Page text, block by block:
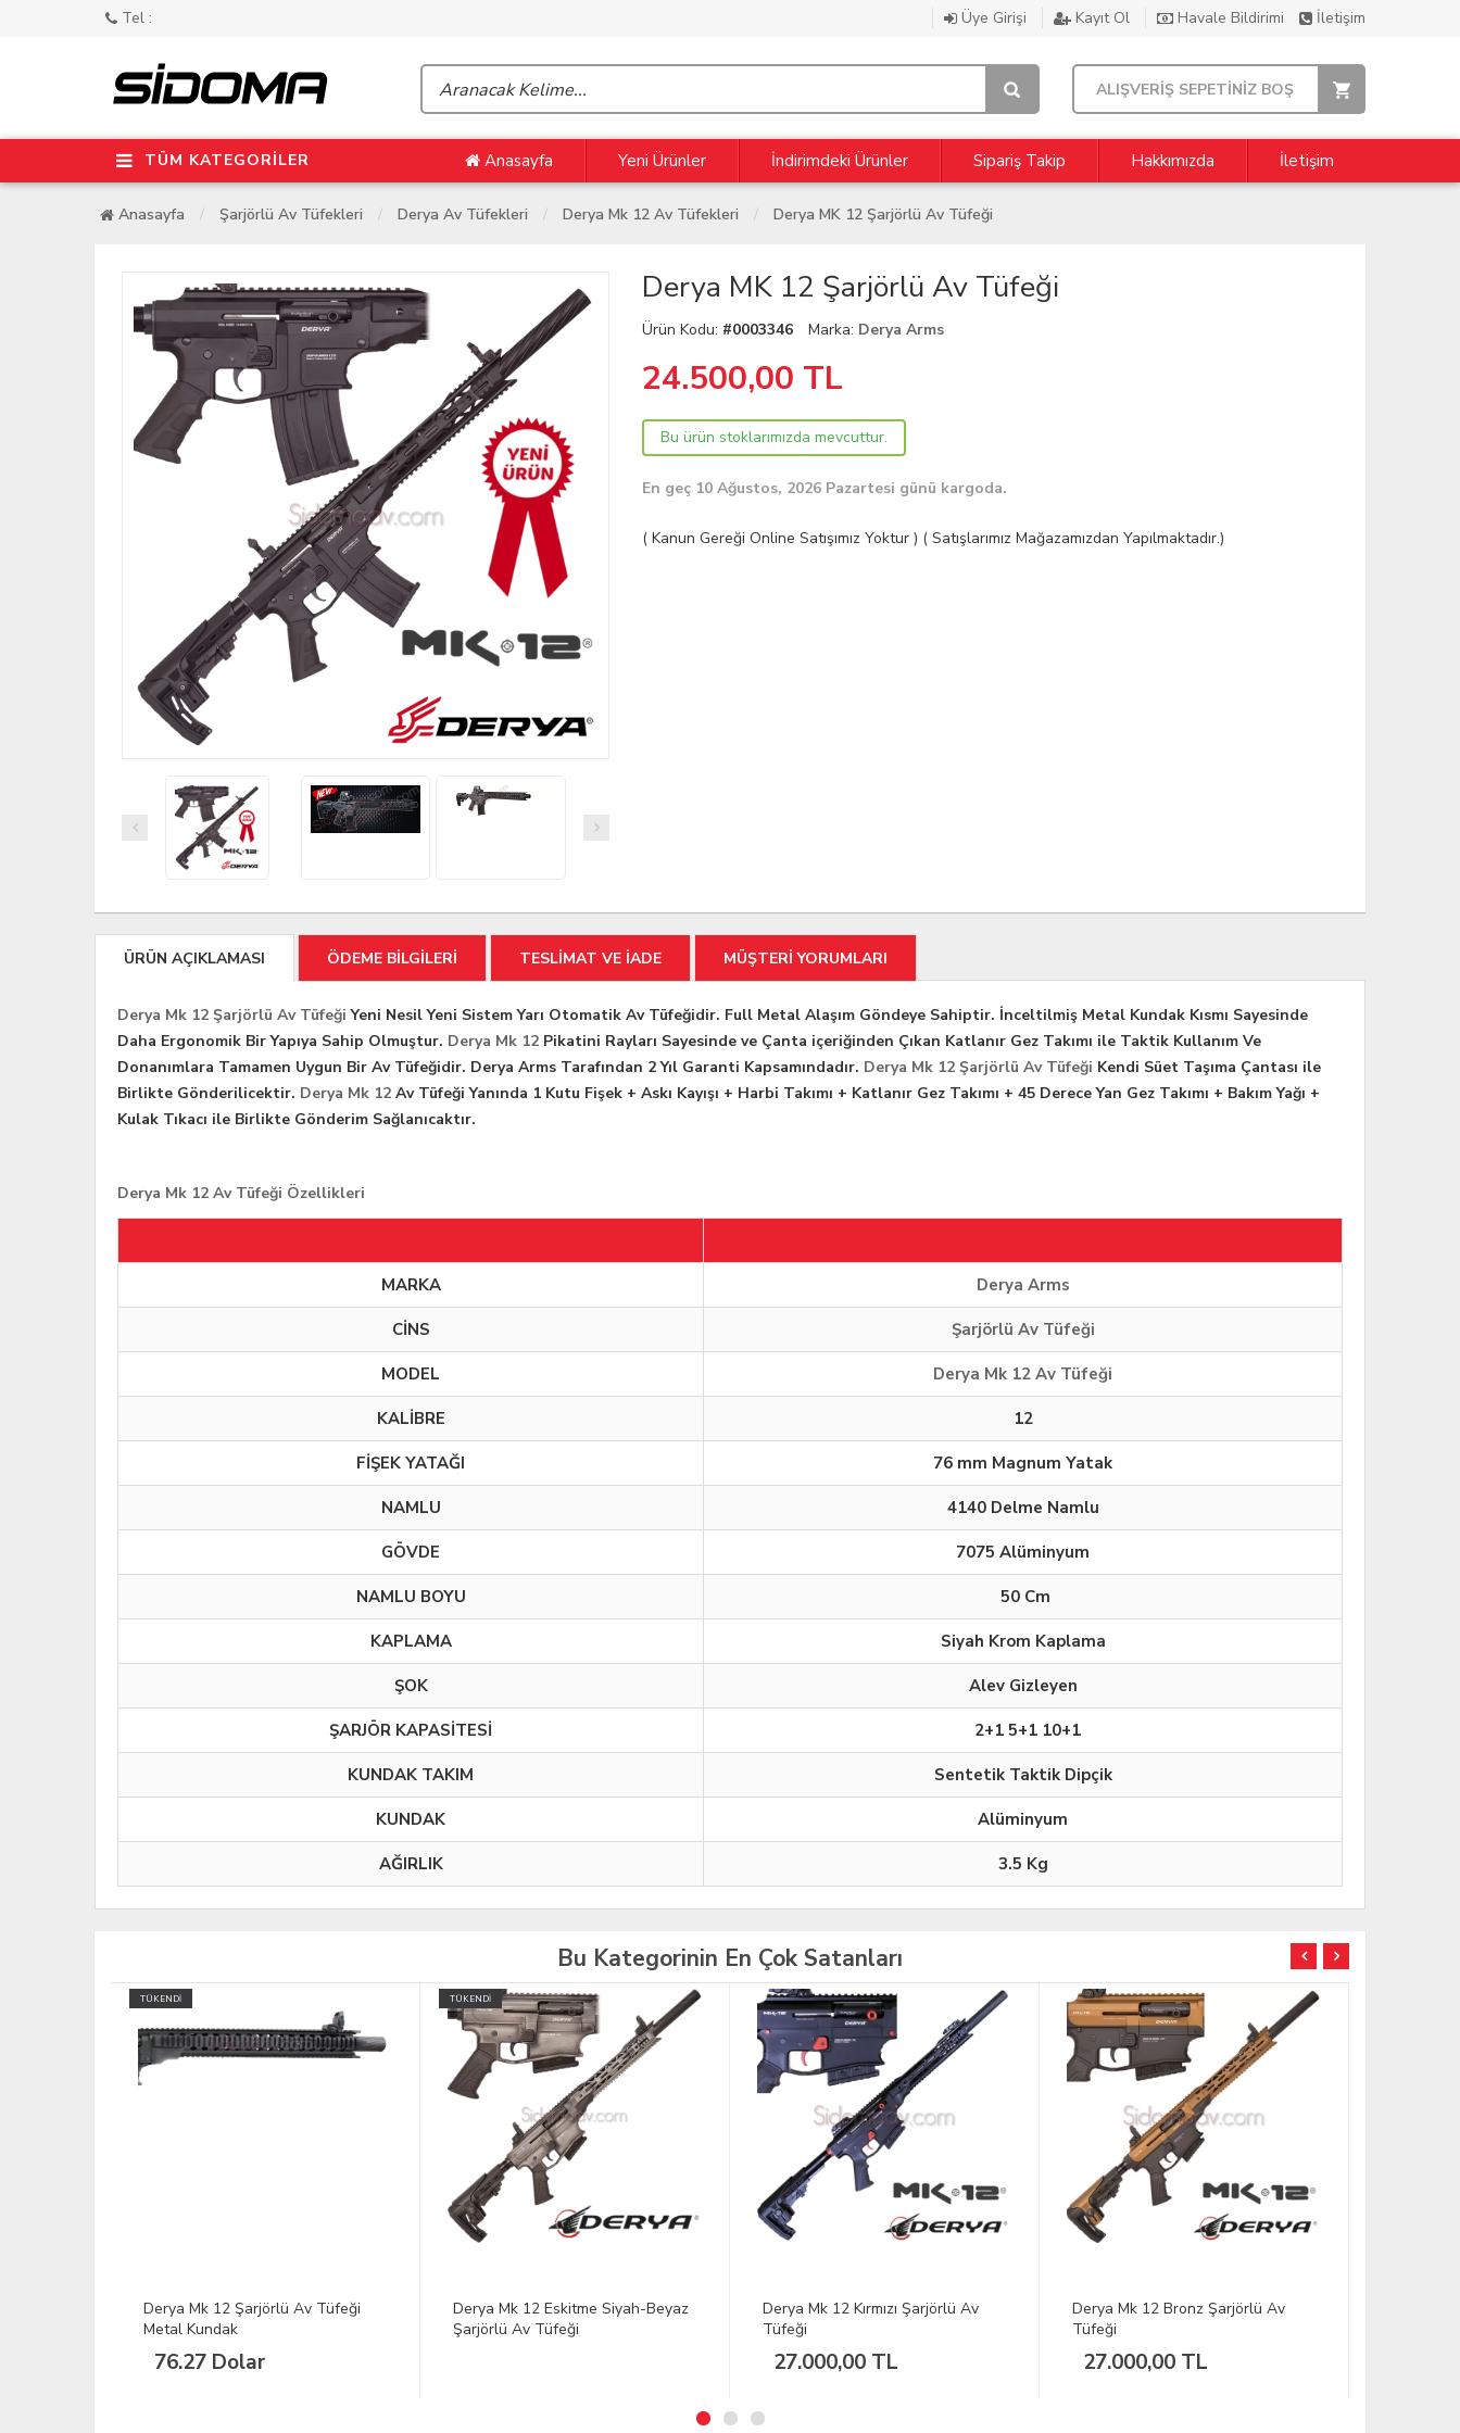
Tel : Üye Girişi Kayıt Ol Havale Bildirimi İletişim
ALIŞVERİŞ SEPETİNİZ BOŞ
TÜM KATEGORİLER Anasayfa Yeni Ürünler İndirimdeki Ürünler Sipariş Takip Hakkımızda İletişim
Anasayfa Şarjörlü Av Tüfekleri Derya Av Tüfekleri Derya Mk 12 Av Tüfekleri Derya MK 12 Şarjörlü Av Tüfeği
Derya MK 12 Şarjörlü Av Tüfeği
Ürün Kodu: #0003346 Marka: Derya Arms
24.500,00 TL
Bu ürün stoklarımızda mevcuttur.
En geç 10 Ağustos, 2026 Pazartesi günü kargoda.
( Kanun Gereği Online Satışımız Yoktur ) ( Satışlarımız Mağazamızdan Yapılmaktadır.)
ÜRÜN AÇIKLAMASI ÖDEME BİLGİLERİ TESLİMAT VE İADE MÜŞTERİ YORUMLARI
Derya Mk 12 Şarjörlü Av Tüfeği Yeni Nesil Yeni Sistem Yarı Otomatik Av Tüfeğidir. Full Metal Alaşım Göndeye Sahiptir. İnceltilmiş Metal Kundak Kısmı Sayesinde
Daha Ergonomik Bir Yapıya Sahip Olmuştur. Derya Mk 12 Pikatini Rayları Sayesinde ve Çanta içeriğinden Çıkan Katlanır Gez Takımı ile Taktik Kullanım Ve
Donanımlara Tamamen Uygun Bir Av Tüfeğidir. Derya Arms Tarafından 2 Yıl Garanti Kapsamındadır. Derya Mk 12 Şarjörlü Av Tüfeği Kendi Süet Taşıma Çantası ile
Birlikte Gönderilicektir. Derya Mk 12 Av Tüfeği Yanında 1 Kutu Fişek + Askı Kayışı + Harbi Takımı + Katlanır Gez Takımı + 45 Derece Yan Gez Takımı + Bakım Yağı +
Kulak Tıkacı ile Birlikte Gönderim Sağlanıcaktır.
Derya Mk 12 Av Tüfeği Özellikleri
MARKA Derya Arms
CİNS Şarjörlü Av Tüfeği
MODEL Derya Mk 12 Av Tüfeği
KALİBRE 12
FİŞEK YATAĞI 76 mm Magnum Yatak
NAMLU 4140 Delme Namlu
GÖVDE 7075 Alüminyum
NAMLU BOYU 50 Cm
KAPLAMA Siyah Krom Kaplama
ŞOK Alev Gizleyen
ŞARJÖR KAPASİTESİ 2+1 5+1 10+1
KUNDAK TAKIM Sentetik Taktik Dipçik
KUNDAK Alüminyum
AĞIRLIK 3.5 Kg
Bu Kategorinin En Çok Satanları
TÜKENDİ
Derya Mk 12 Eskitme Siyah-Beyaz
Şarjörlü Av Tüfeği
Derya Mk 12 Kırmızı Şarjörlü Av
Tüfeği
Derya Mk 12 Bronz Şarjörlü Av
Tüfeği
27.000,00 TL
Derya Mk 12 Yeşil Şarjörlü Av
Tüfeği
27.000,00 TL